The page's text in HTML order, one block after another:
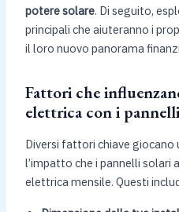
potere solare. Di seguito,
principali che aiuteranno i
il loro nuovo panorama
Fattori che
elettrica con i
Diversi fattori chiave giocano
l’impatto che i pannelli
elettrica mensile. Questi